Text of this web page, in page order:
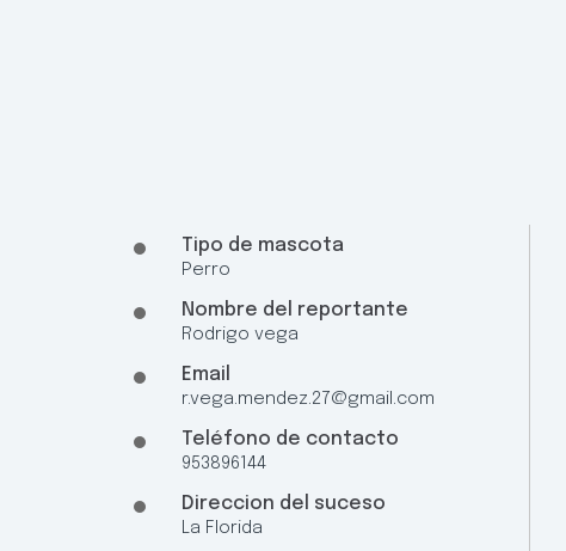
Tipo de mascota
Perro
Nombre del reportante
Rodrigo vega
Email
r.vega.mendez.27@gmail.com
Teléfono de contacto
953896144
Direccion del suceso
La Florida